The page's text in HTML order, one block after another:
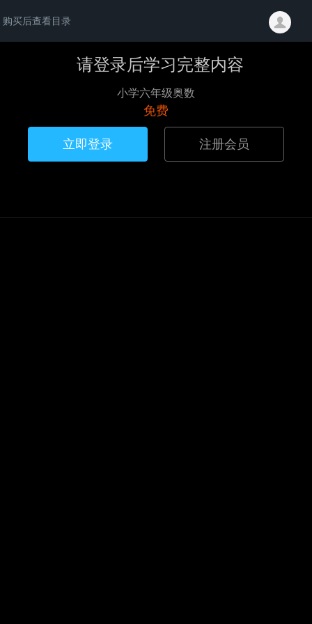
购买后查看目录
请登录后学习完整内容
小学六年级奥数
免费
立即登录 注册会员